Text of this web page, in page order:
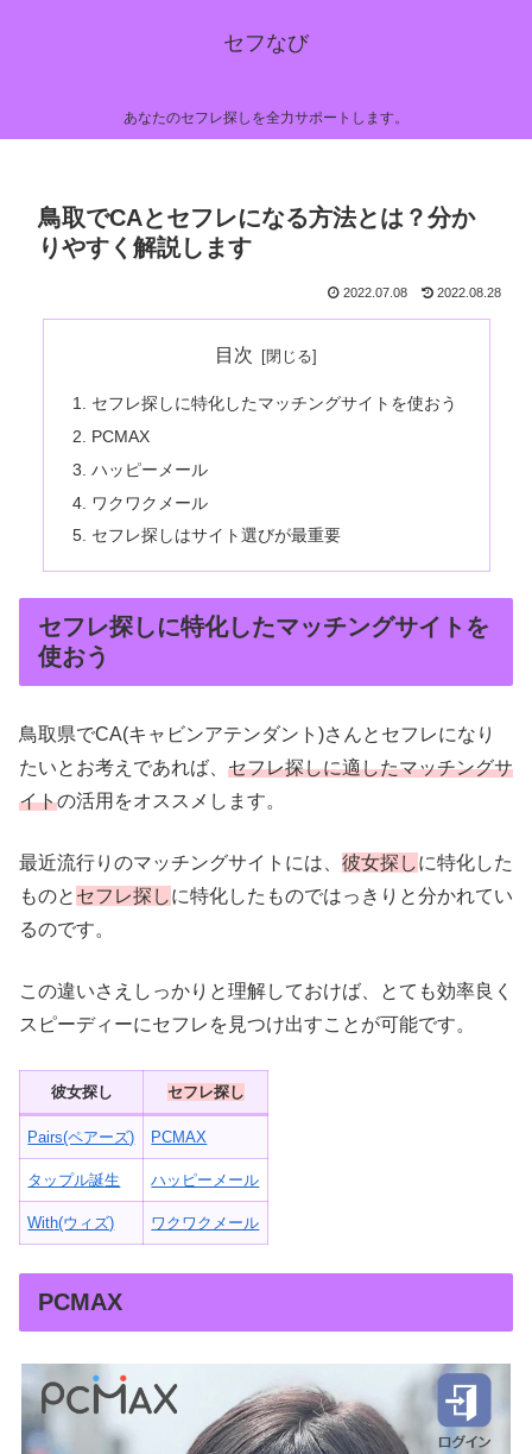
セフなび
あなたのセフレ探しを全力サポートします。
鳥取でCAとセフレになる方法とは？分か
りやすく解説します
2022.07.08 2022.08.28
目次
セフレ探しに特化したマッチングサイトを使おう
PCMAX
ハッピーメール
ワクワクメール
セフレ探しはサイト選びが最重要
セフレ探しに特化したマッチングサイトを
使おう
鳥取県でCA(キャビンアテンダント)さんとセフレになり
たいとお考えであれば、 セフレ探しに適したマッチングサ
イトの活用をオススメします。
最近流行りのマッチングサイトには、 彼女探しに特化した
ものと セフレ探しに特化したものではっきりと分かれてい
るのです。
この違いさえしっかりと理解しておけば、とても効率良く
スピーディーにセフレを見つけ出すことが可能です。
彼女探し セフレ探し
Pairs(ペアーズ) PCMAX
タップル誕生 ハッピーメール
With(ウィズ) ワクワクメール
PCMAX